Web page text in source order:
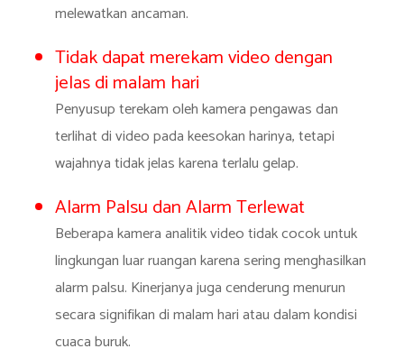
melewatkan ancaman.
Tidak dapat merekam video dengan
jelas di malam hari
Penyusup terekam oleh kamera pengawas dan
terlihat di video pada keesokan harinya, tetapi
wajahnya tidak jelas karena terlalu gelap.
Alarm Palsu dan Alarm Terlewat
Beberapa kamera analitik video tidak cocok untuk
lingkungan luar ruangan karena sering menghasilkan
alarm palsu. Kinerjanya juga cenderung menurun
secara signifikan di malam hari atau dalam kondisi
cuaca buruk.